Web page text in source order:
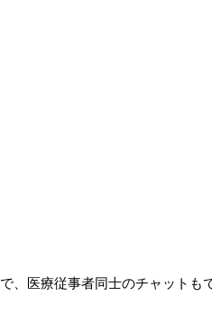
で、医療従事者同士のチャットも